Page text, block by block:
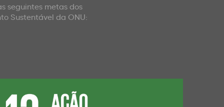
seguintes metas dos
Sustentável da ONU: